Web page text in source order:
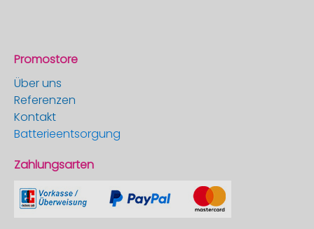
Promostore
Über uns
Referenzen
Kontakt
Batterieentsorgung
Zahlungsarten